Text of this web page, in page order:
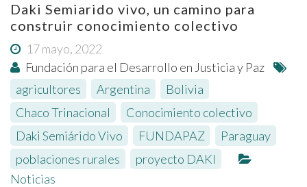
Daki Semiarido vivo, un camino para
construir conocimiento colectivo
17 mayo, 2022
Fundación para el Desarrollo en Justicia y Paz
agricultores
Argentina Bolivia
Chaco Trinacional
Conocimiento colectivo
Daki Semiárido Vivo
FUNDAPAZ Paraguay
poblaciones rurales
proyecto DAKI
Noticias